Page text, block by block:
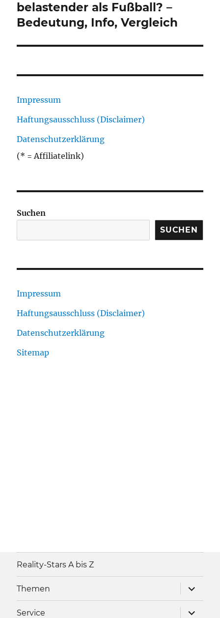
Beitrag:
belastender als Fußball? –
Bedeutung, Info, Vergleich
Impressum
Haftungsausschluss (Disclaimer)
Datenschutzerklärung
(* = Affiliatelink)
Suchen
SUCHEN
Impressum
Haftungsausschluss (Disclaimer)
Datenschutzerklärung
Sitemap
Reality-Stars A bis Z
Themen
anzeigen
Service